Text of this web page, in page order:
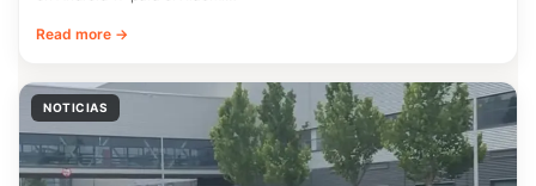
Read more →
NOTICIAS